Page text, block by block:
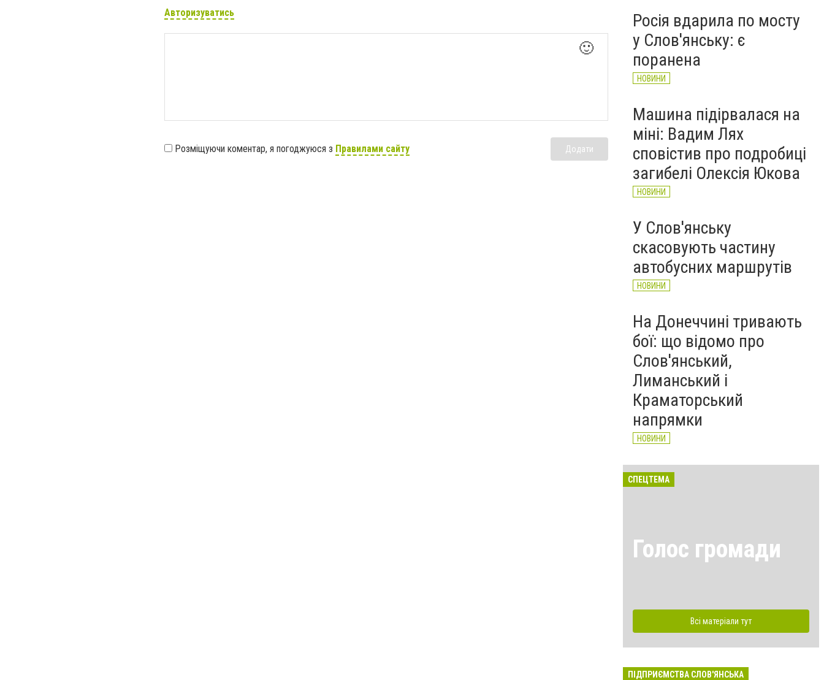
Авторизуватись
🙂
Розміщуючи коментар, я погоджуюся з Правилами сайту Додати
Росія вдарила по мосту
у Слов'янську: є
поранена
НОВИНИ
Машина підірвалася на
міні: Вадим Лях
сповістив про подробиці
загибелі Олексія Юкова
НОВИНИ
У Слов'янську
скасовують частину
автобусних маршрутів
НОВИНИ
На Донеччині тривають
бої: що відомо про
Слов'янський,
Лиманський і
Краматорський
напрямки
НОВИНИ
СПЕЦТЕМА
Голос громади
Всі матеріали тут
ПІДПРИЄМСТВА СЛОВ'ЯНСЬКА